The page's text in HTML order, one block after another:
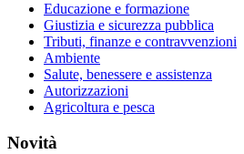
Educazione e formazione
Giustizia e sicurezza pubblica
Tributi, finanze e contravvenzioni
Ambiente
Salute, benessere e assistenza
Autorizzazioni
Agricoltura e pesca
Novità